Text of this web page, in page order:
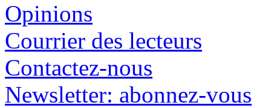
Opinions
Courrier des lecteurs
Contactez-nous
Newsletter: abonnez-vous